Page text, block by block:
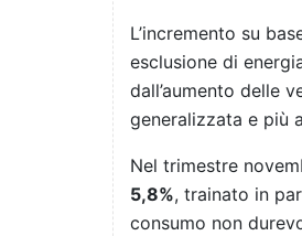
L’incremento su
esclusione di
dall’aumento delle
generalizzata e più
Nel trimestre
5,8%, trainato in
consumo non